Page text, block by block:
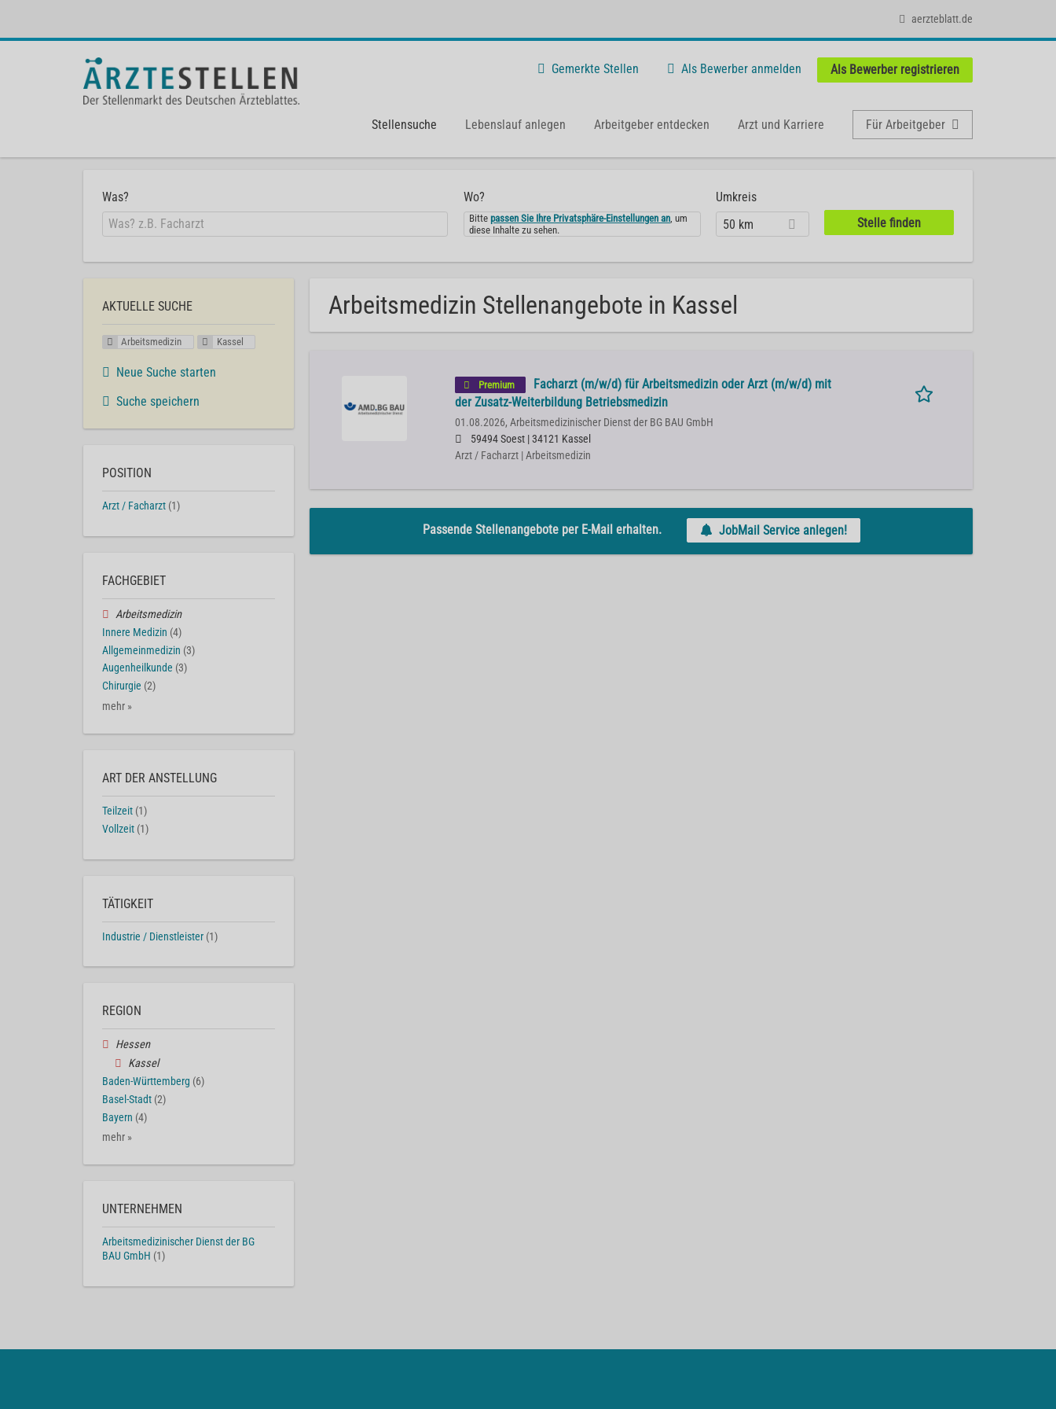
aerzteblatt.de
Gemerkte Stellen Als Bewerber anmelden Als Bewerber registrieren
Stellensuche Lebenslauf anlegen Arbeitgeber entdecken Arzt und Karriere Für Arbeitgeber
Was? Wo?
Bittepassen Sie Ihre Privatsphäre-Einstellungen an, um
diese Inhalte zu sehen.
Umkreis
50 km
Arbeitsmedizin Stellenangebote in Kassel
Premium
Facharzt (m/w/d) für Arbeitsmedizin oder Arzt (m/w/d) mit
der Zusatz-Weiterbildung Betriebsmedizin
01.08.2026, Arbeitsmedizinischer Dienst der BG BAU GmbH
59494 Soest | 34121 Kassel
Arzt / Facharzt | Arbeitsmedizin
Passende Stellenangebote per E-Mail erhalten. JobMail Service anlegen!
AKTUELLE SUCHE
Arbeitsmedizin Kassel
Neue Suche starten
Suche speichern
POSITION
Arzt / Facharzt (1)
FACHGEBIET
Arbeitsmedizin
Innere Medizin (4)
Allgemeinmedizin (3)
Augenheilkunde (3)
Chirurgie (2)
mehr »
ART DER ANSTELLUNG
Teilzeit (1)
Vollzeit (1)
TÄTIGKEIT
Industrie / Dienstleister (1)
REGION
Hessen
Kassel
Baden-Württemberg (6)
Basel-Stadt (2)
Bayern (4)
mehr »
UNTERNEHMEN
Arbeitsmedizinischer Dienst der BG
BAU GmbH (1)